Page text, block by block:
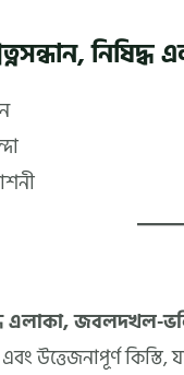
এলাকা, জবলদখল-
উত্তেজনাপূর্ণ